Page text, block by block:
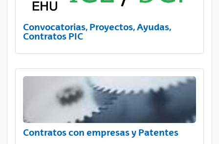
Convocatorias, Proyectos, Ayudas,
Contratos PIC
Contratos con empresas y Patentes